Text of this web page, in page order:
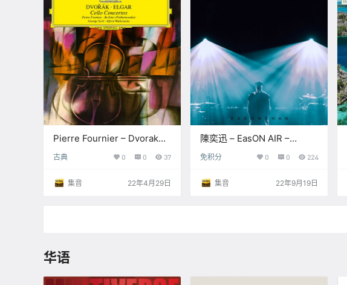
Pierre Fournier – Dvorak
Elgar Cello Concertos –
1988【Q】【192kHz /
24bit】
古典 0 0 37
集音 22年4月29日
陳奕迅 – EasON AIR –
2022【Q】【96kHz /
24bit】
免积分 0 0 224
集音 22年9月19日
华语